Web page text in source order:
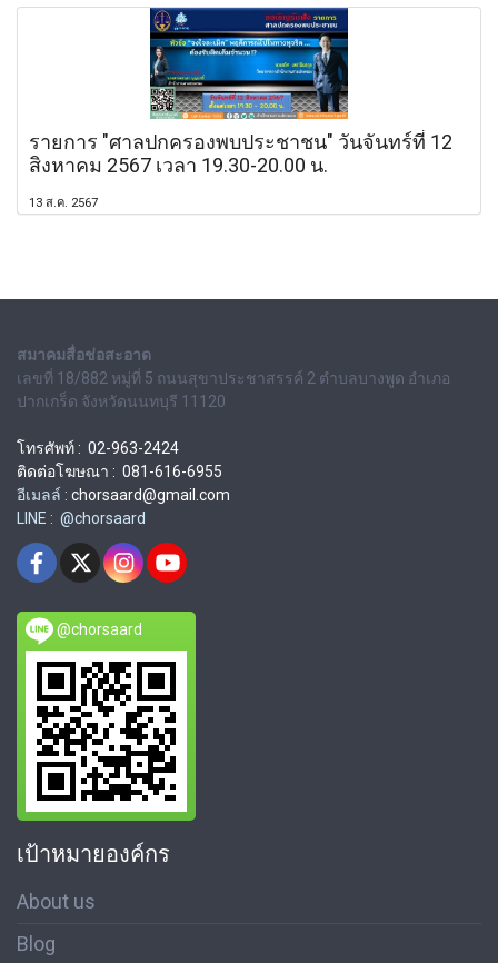
รายการ "ศาลปกครองพบประชาชน" วันจันทร์ที่ 12
สิงหาคม 2567 เวลา 19.30-20.00 น.
13 ส.ค. 2567
สมาคมสื่อช่อสะอาด
เลขที่ 18/882 หมู่ที่ 5 ถนนสุขาประชาสรรค์ 2 ตำบลบางพูด อำเภอ
ปากเกร็ด จังหวัดนนทบุรี 11120
โทรศัพท์ : 02-963-2424
ติดต่อโฆษณา : 081-616-6955
อีเมลล์ : chorsaard@gmail.com
LINE : @chorsaard
@chorsaard
เป้าหมายองค์กร
About us
Blog